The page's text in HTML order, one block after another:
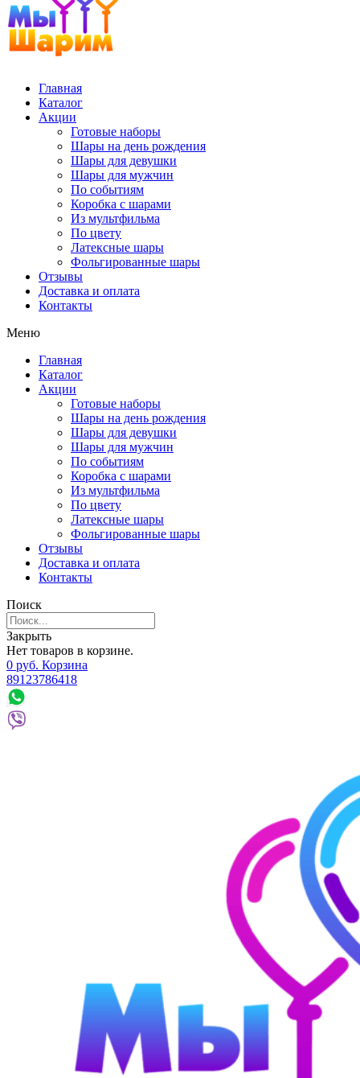
Главная
Каталог
Акции
Готовые наборы
Шары на день рождения
Шары для девушки
Шары для мужчин
По событиям
Коробка с шарами
Из мультфильма
По цвету
Латексные шары
Фольгированные шары
Отзывы
Доставка и оплата
Контакты
Меню
Главная
Каталог
Акции
Готовые наборы
Шары на день рождения
Шары для девушки
Шары для мужчин
По событиям
Коробка с шарами
Из мультфильма
По цвету
Латексные шары
Фольгированные шары
Отзывы
Доставка и оплата
Контакты
Поиск
Закрыть
Нет товаров в корзине.
0 руб. Корзина
89123786418